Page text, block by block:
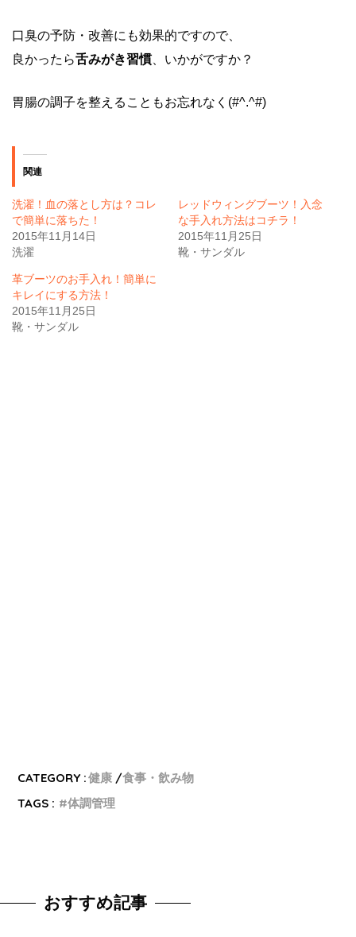
口臭の予防・改善にも効果的ですので、
良かったら舌みがき習慣、いかがですか？
胃腸の調子を整えることもお忘れなく(#^.^#)
関連
洗濯！血の落とし方は？コレ
で簡単に落ちた！
2015年11月14日
洗濯
レッドウィングブーツ！入念
な手入れ方法はコチラ！
2015年11月25日
靴・サンダル
革ブーツのお手入れ！簡単に
キレイにする方法！
2015年11月25日
靴・サンダル
CATEGORY :健康
食事・飲み物
TAGS :
体調管理
おすすめ記事